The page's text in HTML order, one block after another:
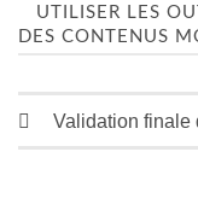
UTILISER LES
DES CONTENUS
Validation finale